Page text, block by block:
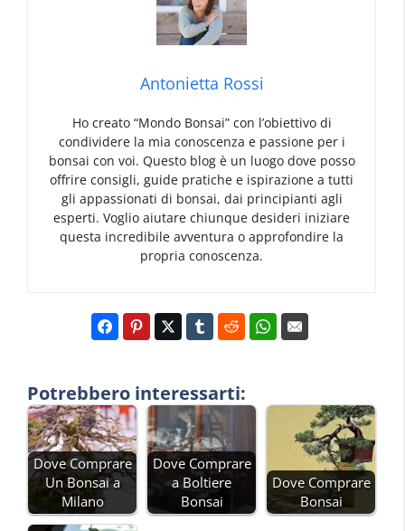
Antonietta Rossi
Ho creato “Mondo Bonsai” con l’obiettivo di
condividere la mia conoscenza e passione per i
bonsai con voi. Questo blog è un luogo dove posso
offrire consigli, guide pratiche e ispirazione a tutti
gli appassionati di bonsai, dai principianti agli
esperti. Voglio aiutare chiunque desideri iniziare
questa incredibile avventura o approfondire la
propria conoscenza.
Potrebbero interessarti:
Dove Comprare
Un Bonsai a
Milano
Dove Comprare
a Boltiere
Bonsai
Dove Comprare
Bonsai